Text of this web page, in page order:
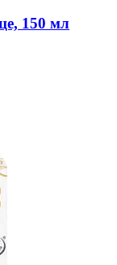
150 мл